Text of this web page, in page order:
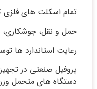
تمام اسکلت های فلزی
حمل و نقل، جوشکاری،
رعایت استاندارد ها
پروفیل صنعتی در
دستگاه های متحمل وزن